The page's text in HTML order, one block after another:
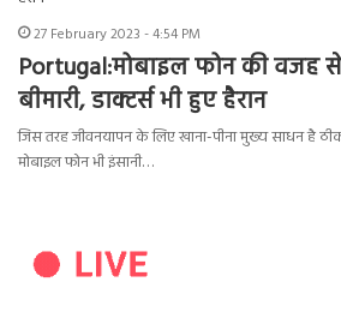
27 February 2023 - 4:54 PM
Portugal:मोबाइल फोन की वजह
बीमारी, डाक्टर्स भी हुए हैरान
जिस तरह जीवनयापन के लिए खाना-पीना मुख्य साधन है
मोबाइल फोन भी इंसानी…